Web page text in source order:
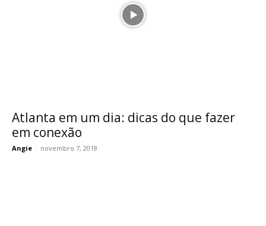
Atlanta em um dia: dicas do que fazer
em conexão
Angie - novembro 7, 2018